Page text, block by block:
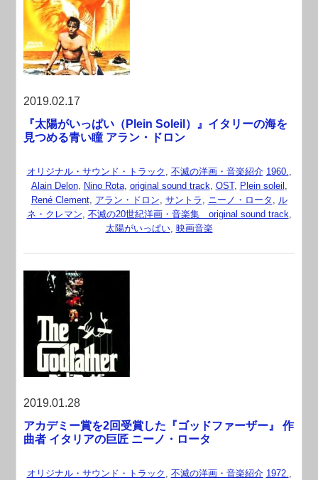
2019.02.17
『太陽がいっぱい（Plein Soleil）』イタリーの海を
見つめる青い瞳 アラン・ドロン
オリジナル・サウンド・トラック , 不滅の洋画・音楽紹介 1960.,
Alain Delon, Nino Rota, original sound track, OST, Plein soleil ,
René Clement, アラン・ドロン, サントラ , ニーノ・ロータ , ル
ネ・クレマン, 不滅の20世紀洋画・音楽集 original sound track,
太陽がいっぱい, 映画音楽
2019.01.28
アカデミー賞を2回受賞した『ゴッドファーザー』 作
曲者 イタリアの巨匠 ニーノ・ロータ
オリジナル・サウンド・トラック , 不滅の洋画・音楽紹介 1972.,